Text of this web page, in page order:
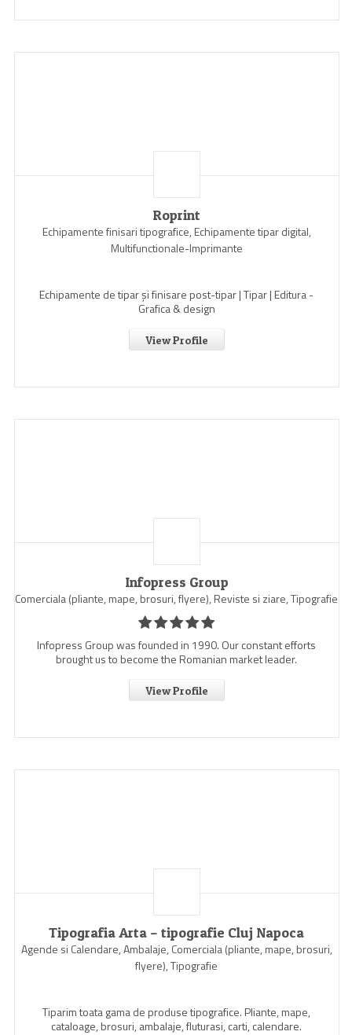
Roprint
Echipamente finisari tipografice, Echipamente tipar digital,
Multifunctionale-Imprimante
Echipamente de tipar și finisare post-tipar | Tipar | Editura -
Grafica & design
View Profile
Infopress Group
Comerciala (pliante, mape, brosuri, flyere), Reviste si ziare, Tipografie
Infopress Group was founded in 1990. Our constant efforts
brought us to become the Romanian market leader.
View Profile
Tipografia Arta – tipografie Cluj Napoca
Agende si Calendare, Ambalaje, Comerciala (pliante, mape, brosuri,
flyere), Tipografie
Tiparim toata gama de produse tipografice. Pliante, mape,
cataloage, brosuri, ambalaje, fluturasi, carti, calendare.